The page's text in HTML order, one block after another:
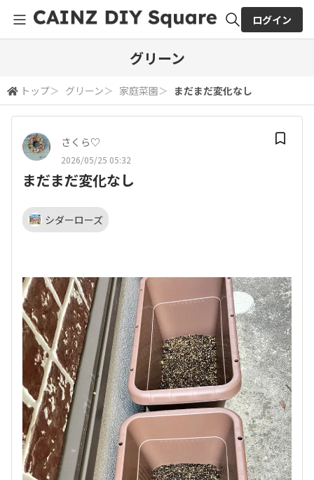
検索
ログイン
グリーン
トップ＞ グリーン＞ 家庭菜園＞ まだまだ変化なし
さくら♡
2026/05/25 05:32
まだまだ変化なし
シダーローズ